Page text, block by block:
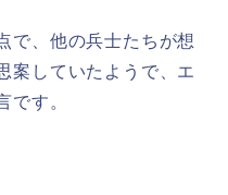
で、他の兵士たちが想
案していたようで、エ
です。